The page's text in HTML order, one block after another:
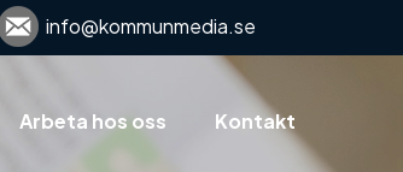
info@kommunmedia.se
Arbeta hos oss Kontakt